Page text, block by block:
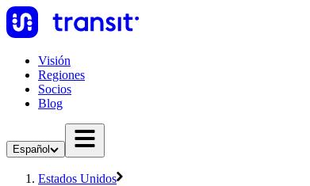
Visión
Regiones
Socios
Blog
Español
Estados Unidos